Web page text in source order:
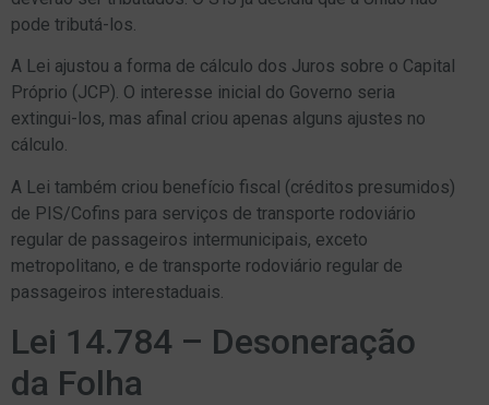
pode tributá-los.
A Lei ajustou a forma de cálculo dos Juros sobre o Capital
Próprio (JCP). O interesse inicial do Governo seria
extingui-los, mas afinal criou apenas alguns ajustes no
cálculo.
A Lei também criou benefício fiscal (créditos presumidos)
de PIS/Cofins para serviços de transporte rodoviário
regular de passageiros intermunicipais, exceto
metropolitano, e de transporte rodoviário regular de
passageiros interestaduais.
Lei 14.784 – Desoneração
da Folha